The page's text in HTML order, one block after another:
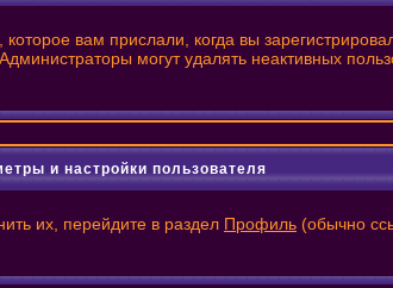
вам прислали, когда вы
могут удалять неактивных
и настройки пользователя
их, перейдите в раздел Профиль (обычно